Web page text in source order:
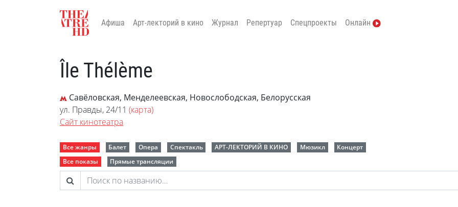
Афиша Арт-лекторий в кино Журнал Репертуар Спецпроекты Онлайн
Île Thélème
Савёловская, Менделеевская, Новослободская, Белорусская
ул. Правды, 24/11 (карта)
Сайт кинотеатра
Все жанры Балет Опера Спектакль АРТ-ЛЕКТОРИЙ В КИНО Мюзикл
Концерт
Все показы
Прямые трансляции